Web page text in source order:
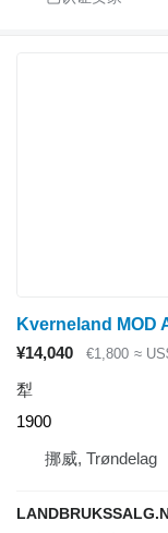
Kverneland MOD
¥14,040
€1,800 ≈
犁
1900
挪威, Trøndelag